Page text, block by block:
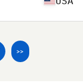
>>